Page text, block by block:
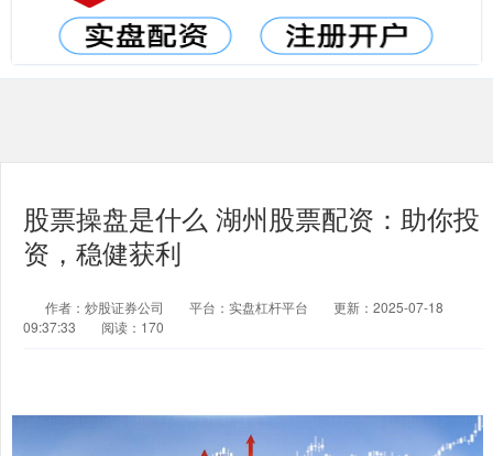
股票操盘是什么 湖州股票配资：助你投
资，稳健获利
作者：炒股证券公司 平台：实盘杠杆平台
更新：2025-07-18
09:37:33
阅读：170